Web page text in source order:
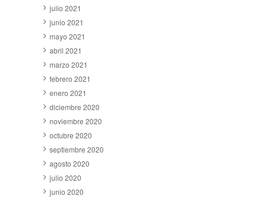
julio 2021
junio 2021
mayo 2021
abril 2021
marzo 2021
febrero 2021
enero 2021
diciembre 2020
noviembre 2020
octubre 2020
septiembre 2020
agosto 2020
julio 2020
junio 2020